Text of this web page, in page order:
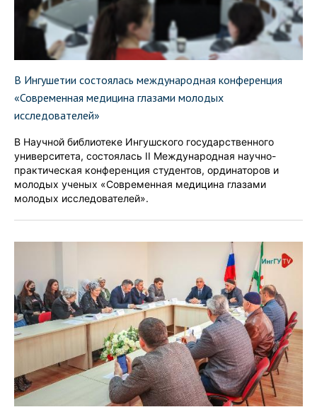
В Ингушетии состоялась международная конференция
«Современная медицина глазами молодых
исследователей»
В Научной библиотеке Ингушского государственного
университета, состоялась II Международная научно-
практическая конференция студентов, ординаторов и
молодых ученых «Современная медицина глазами
молодых исследователей».